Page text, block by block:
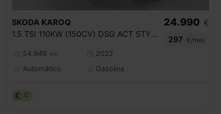
SKODA KAROQ
1.5 TSI 110KW (150CV) DSG ACT STYLE
54.949 km
2022
Automático
Gasolina
24.990 €
297
€/mes
C